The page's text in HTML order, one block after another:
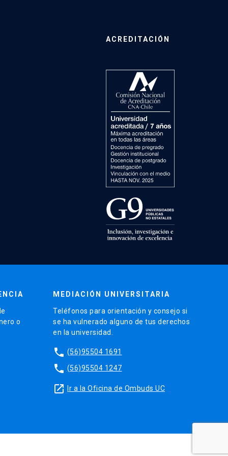
ACREDITACIÓN
o
MEDIACIÓN UNIVERSITARIA
Teléfonos para orientación y consejo si
se ha vulnerado alguno de tus derechos
en la universidad.
phone (56)95504 1691
phone (56)95504 1247
launch Ir a la Oficina de Ombuds UC